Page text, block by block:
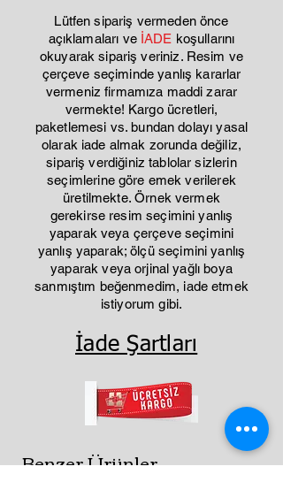
Lütfen sipariş vermeden önce
açıklamaları ve İADE koşullarını
okuyarak sipariş veriniz. Resim ve
çerçeve seçiminde yanlış kararlar
vermeniz firmamıza maddi zarar
vermekte! Kargo ücretleri,
paketlemesi vs. bundan dolayı yasal
olarak iade almak zorunda değiliz,
sipariş verdiğiniz tablolar sizlerin
seçimlerine göre emek verilerek
üretilmekte. Örnek vermek
gerekirse resim seçimini yanlış
yaparak veya çerçeve seçimini
yanlış yaparak; ölçü seçimini yanlış
yaparak veya orjinal yağlı boya
sanmıştım beğenmedim, iade etmek
istiyorum gibi.
İade Şartları
Benzer Ürünler